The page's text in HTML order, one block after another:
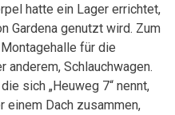
hatte ein Lager errichtet,
Gardena genutzt wird. Zum
für die
anderem, Schlauchwagen.
sich „Heuweg 7“ nennt,
einem Dach zusammen,